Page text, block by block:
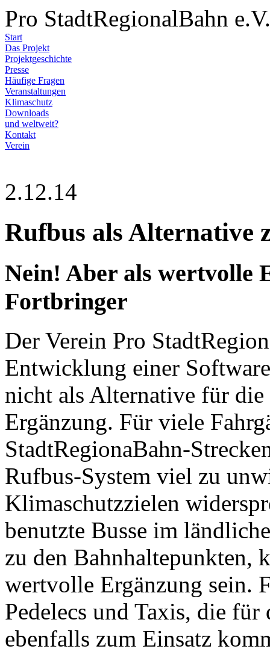
Pro StadtRegionalBahn e.V.
Start
Das Projekt
Projektgeschichte
Presse
Häufige Fragen
Veranstaltungen
Klimaschutz
Downloads
und weltweit?
Kontakt
Verein
2.12.14
Rufbus als Alternative
Nein! Aber als wertvolle
Fortbringer
Der Verein Pro
Entwicklung einer
nicht als Alternative für die
Ergänzung. Für viele
StadtRegionaBahn-
Rufbus-System viel zu
Klimaschutzzielen
benutzte Busse im
zu den Bahnhaltepunkten,
wertvolle Ergänzung sein.
Pedelecs und Taxis, die
ebenfalls zum Einsatz